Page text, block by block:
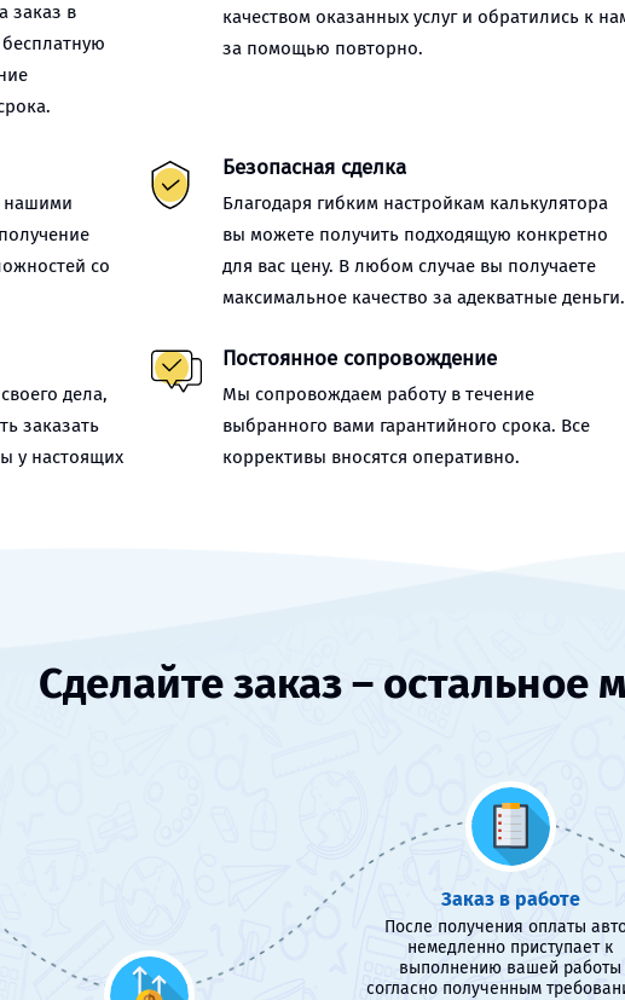
заказ в
качеством оказанных услуг и обратились к
за помощью повторно.
нашими
со
Безопасная сделка
Благодаря гибким настройкам калькулятора
вы можете получить подходящую конкретно
для вас цену. В любом случае вы получаете
максимальное качество за адекватные деньги.
дела,
заказать
у настоящих
Постоянное сопровождение
Мы сопровождаем работу в течение
выбранного вами гарантийного срока. Все
коррективы вносятся оперативно.
Сделайте заказ – остальное
Заказ в работе
После получения оплаты
немедленно приступает к
выполнению вашей работы
согласно полученным